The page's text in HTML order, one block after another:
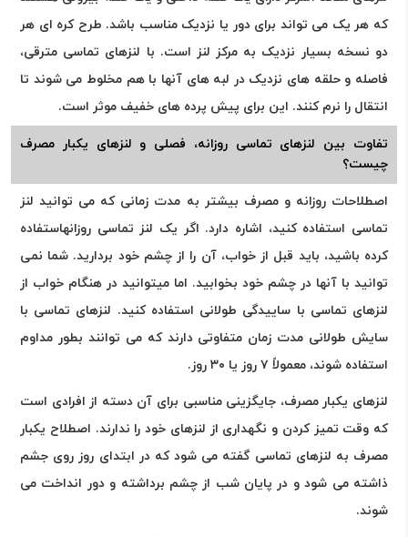
که هر یک می تواند برای دور یا نزدیک مناسب باشد. طرح کره ای هر
دو نسخه بسیار نزدیک به مرکز لنز است. با لنزهای تماسی مترقی،
فاصله و حلقه های نزدیک در لبه های آنها با هم مخلوط می شوند تا
انتقال را نرم کنند. این برای پیش پرده های خفیف موثر است.
تفاوت بین لنزهای تماسی روزانه، فصلی و لنزهای یکبار مصرف
چیست؟
اصطلاحات روزانه و مصرف بیشتر به مدت زمانی که می توانید لنز
تماسی استفاده کنید، اشاره دارد. اگر یک لنز تماسی روزانهاستفاده
کرده باشید، باید قبل از خواب، آن را از چشم خود بردارید. شما نمی
توانید با آنها در چشم خود بخوابید. اما میتوانید در هنگام خواب از
لنزهای تماسی با ساییدگی طولانی استفاده کنید. لنزهای تماسی با
سایش طولانی مدت زمان متفاوتی دارند که می توانند بطور مداوم
استفاده شوند، معمولاً ۷ روز یا ۳۰ روز.
لنزهای یکبار مصرف، جایگزینی مناسبی برای آن دسته از افرادی است
که وقت تمیز کردن و نگهداری از لنزهای خود را ندارند. اصطلاح یکبار
مصرف به لنزهای تماسی گفته می شود که در ابتدای روز روی جشم
ذاشته می شود و در پایان شب از چشم برداشته و دور انداخت می
شوند.